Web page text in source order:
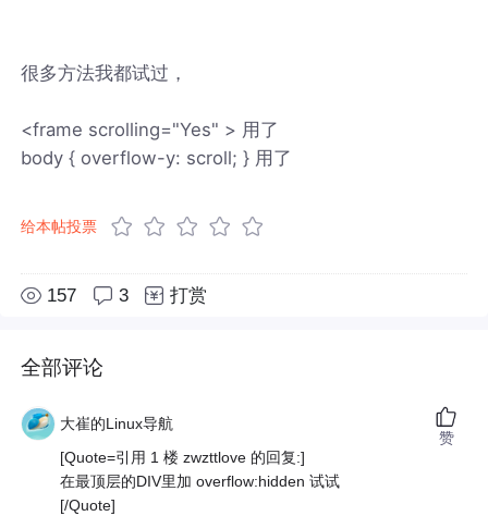
很多方法我都试过，
<frame scrolling="Yes" > 用了
body { overflow-y: scroll; } 用了
给本帖投票
157 3 打赏
全部评论
大崔的Linux导航
[Quote=引用 1 楼 zwzttlove 的回复:]
在最顶层的DIV里加 overflow:hidden 试试
[/Quote]
赞